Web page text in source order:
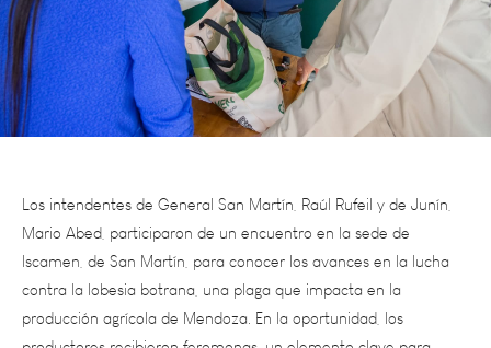
Los intendentes de General San Martín, Raúl Rufeil y de Junín,
Mario Abed, participaron de un encuentro en la sede de
Iscamen, de San Martín, para conocer los avances en la lucha
contra la lobesia botrana, una plaga que impacta en la
producción agrícola de Mendoza. En la oportunidad, los
productores recibieron feromonas, un elemento clave para